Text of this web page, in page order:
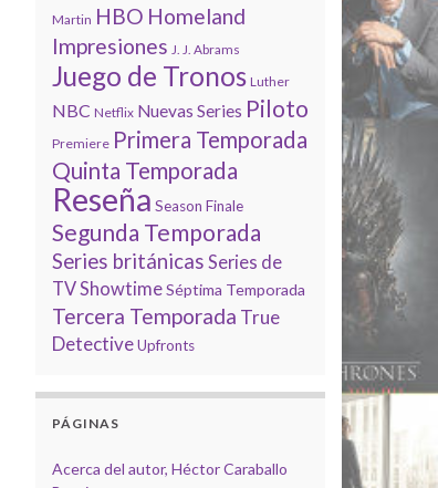
Martin HBO Homeland
Impresiones J. J. Abrams
Juego de Tronos Luther
NBC Netflix Nuevas Series Piloto
Premiere Primera Temporada
Quinta Temporada
Reseña Season Finale
Segunda Temporada
Series británicas Series de
TVShowtime Séptima Temporada
Tercera Temporada True
Detective Upfronts
PÁGINAS
Acerca del autor, Héctor Caraballo